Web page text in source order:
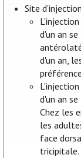
Site d’injection
d'un an
d'un an,
d'un an
Chez les
les
face
tricipitale.